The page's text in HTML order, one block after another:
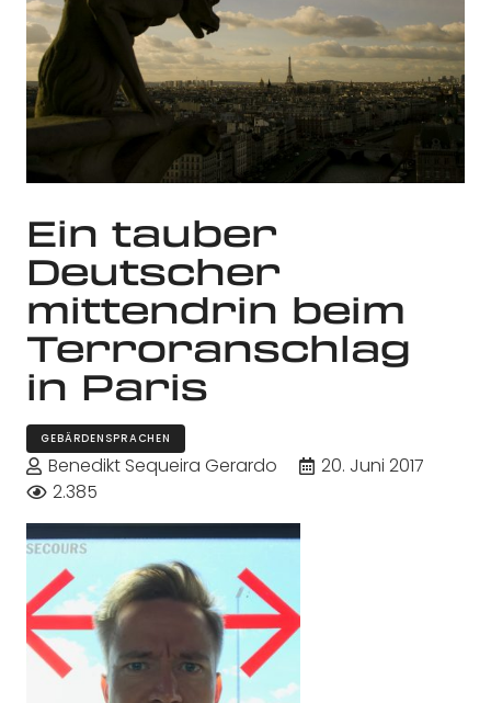
Ein tauber
Deutscher
mittendrin beim
Terroranschlag
in Paris
GEBÄRDENSPRACHEN
Benedikt Sequeira Gerardo
20. Juni 2017
2.385